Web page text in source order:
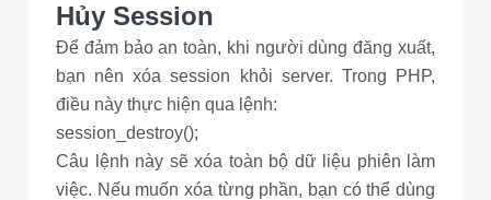
Hủy Session
Để đảm bảo an toàn, khi người dùng đăng xuất,
bạn nên xóa session khỏi server. Trong PHP,
điều này thực hiện qua lệnh:
session_destroy();
Câu lệnh này sẽ xóa toàn bộ dữ liệu phiên làm
việc. Nếu muốn xóa từng phần, bạn có thể dùng